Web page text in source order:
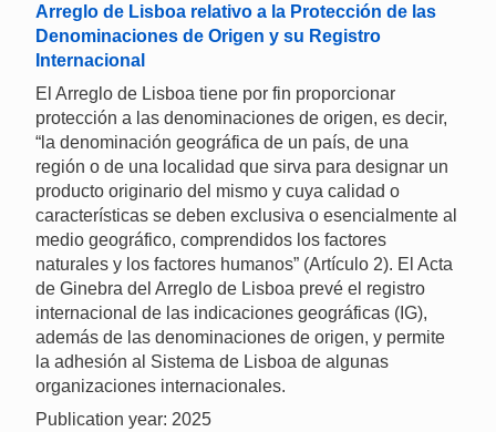
Arreglo de Lisboa relativo a la Protección de las
Denominaciones de Origen y su Registro
Internacional
El Arreglo de Lisboa tiene por fin proporcionar
protección a las denominaciones de origen, es decir,
“la denominación geográfica de un país, de una
región o de una localidad que sirva para designar un
producto originario del mismo y cuya calidad o
características se deben exclusiva o esencialmente al
medio geográfico, comprendidos los factores
naturales y los factores humanos” (Artículo 2). El Acta
de Ginebra del Arreglo de Lisboa prevé el registro
internacional de las indicaciones geográficas (IG),
además de las denominaciones de origen, y permite
la adhesión al Sistema de Lisboa de algunas
organizaciones internacionales.
Publication year: 2025